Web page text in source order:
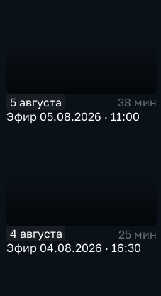
5 августа
38 мин
Эфир 05.08.2026 · 11:00
4 августа
25 мин
Эфир 04.08.2026 · 16:30